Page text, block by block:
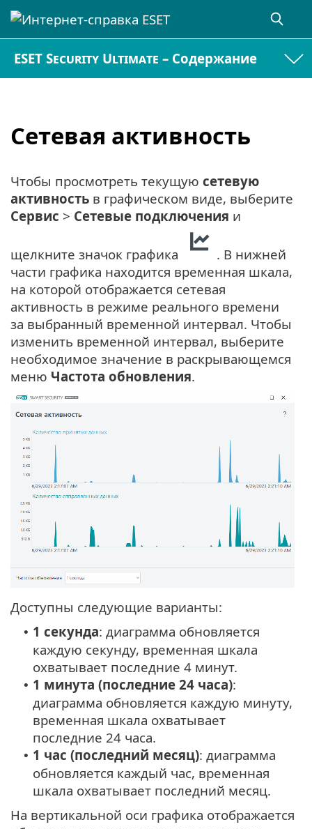
ESET Security Ultimate – Содержание
Сетевая активность
Чтобы просмотреть текущую сетевую
активность в графическом виде, выберите
Сервис > Сетевые подключения и
щелкните значок графика
. В нижней
части графика находится временная шкала,
на которой отображается сетевая
активность в режиме реального времени
за выбранный временной интервал. Чтобы
изменить временной интервал, выберите
необходимое значение в раскрывающемся
меню Частота обновления.
Доступны следующие варианты:
• 1 секунда: диаграмма обновляется
каждую секунду, временная шкала
охватывает последние 4 минут.
• 1 минута (последние 24 часа):
диаграмма обновляется каждую минуту,
временная шкала охватывает
последние 24 часа.
• 1 час (последний месяц): диаграмма
обновляется каждый час, временная
шкала охватывает последний месяц.
На вертикальной оси графика отображается